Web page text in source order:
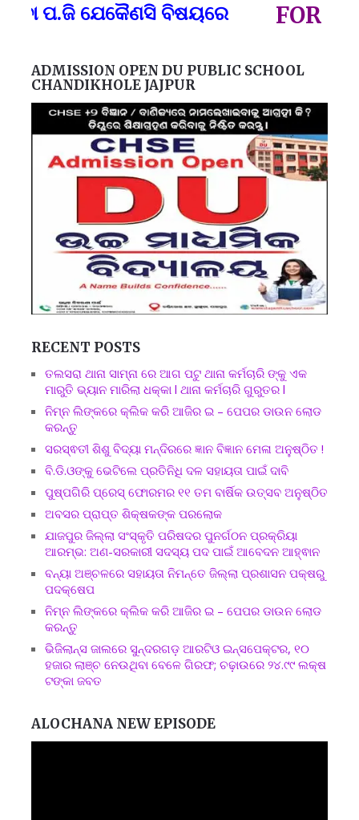
ଯେକୈଣସି ବିଷୟରେ FOR GOVT
ADMISSION OPEN DU PUBLIC SCHOOL
CHANDIKHOLE JAJPUR
RECENT POSTS
ତଲସରା ଥାନା ସାମ୍ନା ରେ ଆଗ ପଟୁ ଥାନା କର୍ମଚାରି ଙ୍କୁ ଏକ
ମାରୁତି ଭ୍ୟାନ ମାରିଲା ଧକ୍କା l ଥାନା କର୍ମଚାରି ଗୁରୁତର l
ନିମ୍ନ ଲିଙ୍କରେ କ୍ଲିକ କରି ଆଜିର ଇ – ପେପର ଡାଉନ ଲୋଡ
କରନ୍ତୁ
ସରସ୍ଵତୀ ଶିଶୁ ବିଦ୍ୟା ମନ୍ଦିରରେ ଜ୍ଞାନ ବିଜ୍ଞାନ ମେଳା ଅନୁଷ୍ଠିତ !
ବି.ଡି.ଓଙ୍କୁ ଭେଟିଲେ ପ୍ରତିନିଧି ଦଳ ସହାୟତା ପାଇଁ ଦାବି
ପୁଷ୍ପଗିରି ପ୍ରେସ୍ ଫୋରମର ୧୧ ତମ ବାର୍ଷିକ ଉତ୍ସବ ଅନୁଷ୍ଠିତ
ଅବସର ପ୍ରାପ୍ତ ଶିକ୍ଷକଙ୍କ ପରଲୋକ
ଯାଜପୁର ଜିଲ୍ଲା ସଂସ୍କୃତି ପରିଷଦର ପୁନର୍ଗଠନ ପ୍ରକ୍ରିୟା
ଆରମ୍ଭ: ଅଣ-ସରକାରୀ ସଦସ୍ୟ ପଦ ପାଇଁ ଆବେଦନ ଆହ୍ଵାନ
ବନ୍ୟା ଅଞ୍ଚଳରେ ସହାୟତା ନିମନ୍ତେ ଜିଲ୍ଲା ପ୍ରଶାସନ ପକ୍ଷରୁ
ପଦକ୍ଷେପ
ନିମ୍ନ ଲିଙ୍କରେ କ୍ଲିକ କରି ଆଜିର ଇ – ପେପର ଡାଉନ ଲୋଡ
କରନ୍ତୁ
ଭିଜିଲାନ୍ସ ଜାଲରେ ସୁନ୍ଦରଗଡ଼ ଆରଟିଓ ଇନ୍ସପେକ୍ଟର, ୧୦
ହଜାର ଲାଞ୍ଚ ନେଉଥିବା ବେଳେ ଗିରଫ; ଚଢ଼ାଉରେ ୨୪.୯୯ ଲକ୍ଷ
ଟଙ୍କା ଜବତ
ALOCHANA NEW EPISODE